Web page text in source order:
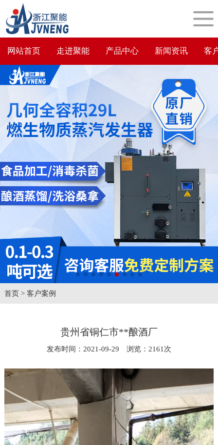
网站首页 走进聚能 产品中心 新闻资讯 客
首页> 客户案例
贵州省铜仁市**酿酒厂
发布时间：2021-09-29 浏览：2161次